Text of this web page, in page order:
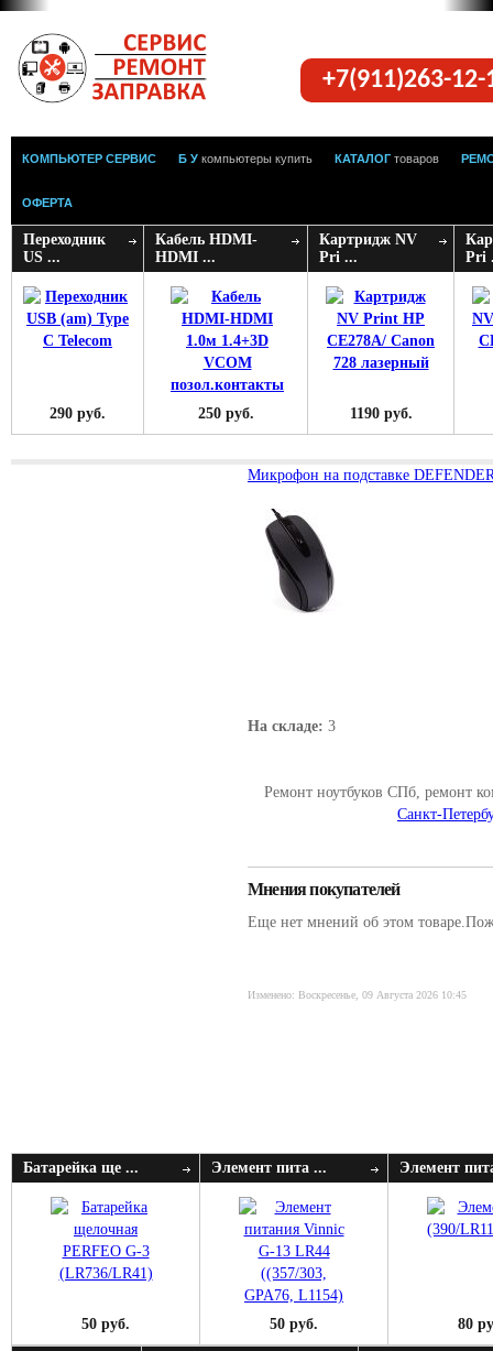
+7(911)263-
КОМПЬЮТЕР СЕРВИС Б У компьютеры купить КАТАЛОГ товаров
ОФЕРТА
Переходник
US ...
290 руб.
Кабель HDMI-
HDMI ...
250 руб.
Картридж NV
Pri ...
1190 руб.
Pri
Микрофон на подставке
На складе: 3
Ремонт ноутбуков СПб, ремонт
Санкт-
Мнения покупателей
Еще нет мнений об этом
Изменено: Воскресенье, 09 Августа 2026 10:45
Батарейка ще ...
50 руб.
Элемент пита ...
50 руб.
Элемент
80